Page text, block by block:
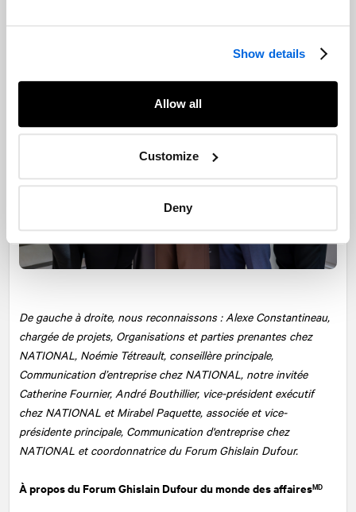
Show details
Allow all
Customize
Deny
De gauche à droite, nous reconnaissons : Alexe Constantineau,
chargée de projets, Organisations et parties prenantes chez
NATIONAL, Noémie Tétreault, conseillère principale,
Communication d’entreprise chez NATIONAL, notre invitée
Catherine Fournier, André Bouthillier, vice-président exécutif
chez NATIONAL et Mirabel Paquette, associée et vice-
présidente principale, Communication d'entreprise chez
NATIONAL et coordonnatrice du Forum Ghislain Dufour.
À propos du Forum Ghislain Dufour du monde des affairesMD